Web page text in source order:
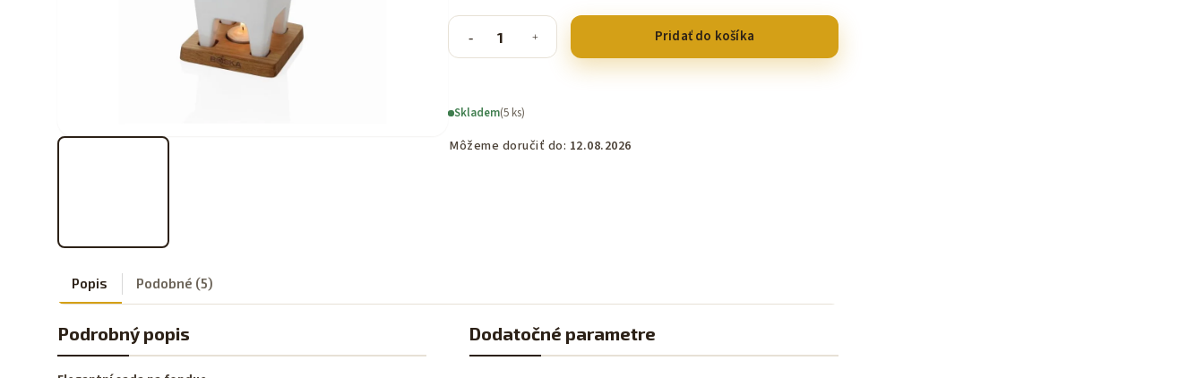
Skladem(5 ks)
Môžeme doručiť do: 12.08.2026
Pridať do košíka
Popis Podobné (5)
Podrobný popis Dodatočné parametre